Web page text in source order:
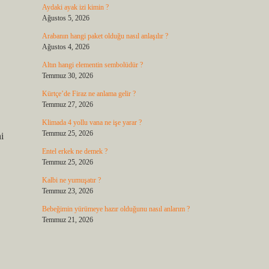
Aydaki ayak izi kimin ?
Ağustos 5, 2026
Arabanın hangi paket olduğu nasıl anlaşılır ?
Ağustos 4, 2026
Altın hangi elementin sembolüdür ?
Temmuz 30, 2026
Kürtçe’de Firaz ne anlama gelir ?
Temmuz 27, 2026
Klimada 4 yollu vana ne işe yarar ?
Temmuz 25, 2026
Entel erkek ne demek ?
Temmuz 25, 2026
Kalbi ne yumuşatır ?
Temmuz 23, 2026
Bebeğimin yürümeye hazır olduğunu nasıl anlarım ?
Temmuz 21, 2026